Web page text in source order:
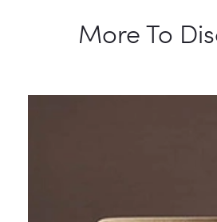
More To